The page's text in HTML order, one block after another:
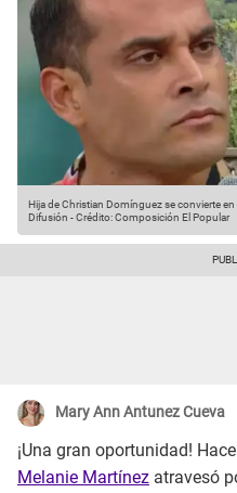
Hija de Christian Domínguez se convierte
Difusión -Crédito: Composición El Popular
Mary Ann Antunez Cueva
¡Una gran oportunidad!
Melanie Martínez atravesó